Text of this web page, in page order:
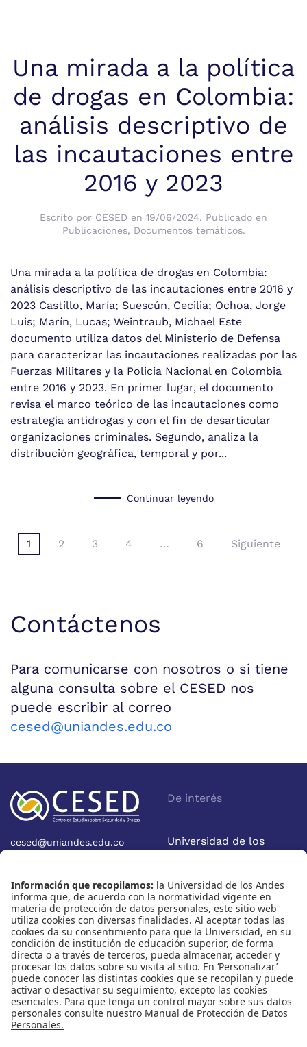
Una mirada a la política
de drogas en Colombia:
análisis descriptivo de
las incautaciones entre
2016 y 2023
Escrito por CESED en 19/06/2024. Publicado en
Publicaciones, Documentos temáticos.
Una mirada a la política de drogas en Colombia:
análisis descriptivo de las incautaciones entre 2016 y
2023 Castillo, María; Suescún, Cecilia; Ochoa, Jorge
Luis; Marín, Lucas; Weintraub, Michael Este
documento utiliza datos del Ministerio de Defensa
para caracterizar las incautaciones realizadas por las
Fuerzas Militares y la Policía Nacional en Colombia
entre 2016 y 2023. En primer lugar, el documento
revisa el marco teórico de las incautaciones como
estrategia antidrogas y con el fin de desarticular
organizaciones criminales. Segundo, analiza la
distribución geográfica, temporal y por...
Continuar leyendo
1 2 3 4 … 6 Siguiente
Contáctenos
Para comunicarse con nosotros o si tiene
alguna consulta sobre el CESED nos
puede escribir al correo
cesed@uniandes.edu.co
cesed@uniandes.edu.co
Bogotá - Colombia
De interés
Universidad de los
Facultad de Economía
Nosotros
Quiénes somos
Eventos
Cursos
Nuestras redes
Instagram
X
Linkedin